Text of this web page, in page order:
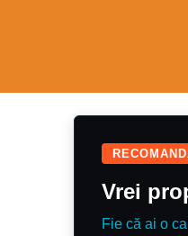
Vrei
Fie că ai o